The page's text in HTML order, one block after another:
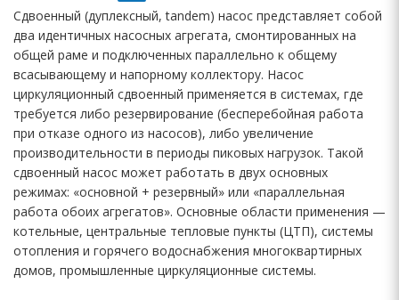
Сдвоенный (дуплексный, tandem) насос представляет собой
два идентичных насосных агрегата, смонтированных на
общей раме и подключенных параллельно к общему
всасывающему и напорному коллектору. Насос
циркуляционный сдвоенный применяется в системах, где
требуется либо резервирование (бесперебойная работа
при отказе одного из насосов), либо увеличение
производительности в периоды пиковых нагрузок. Такой
сдвоенный насос может работать в двух основных
режимах: «основной + резервный» или «параллельная
работа обоих агрегатов». Основные области применения —
котельные, центральные тепловые пункты (ЦТП), системы
отопления и горячего водоснабжения многоквартирных
домов, промышленные циркуляционные системы.